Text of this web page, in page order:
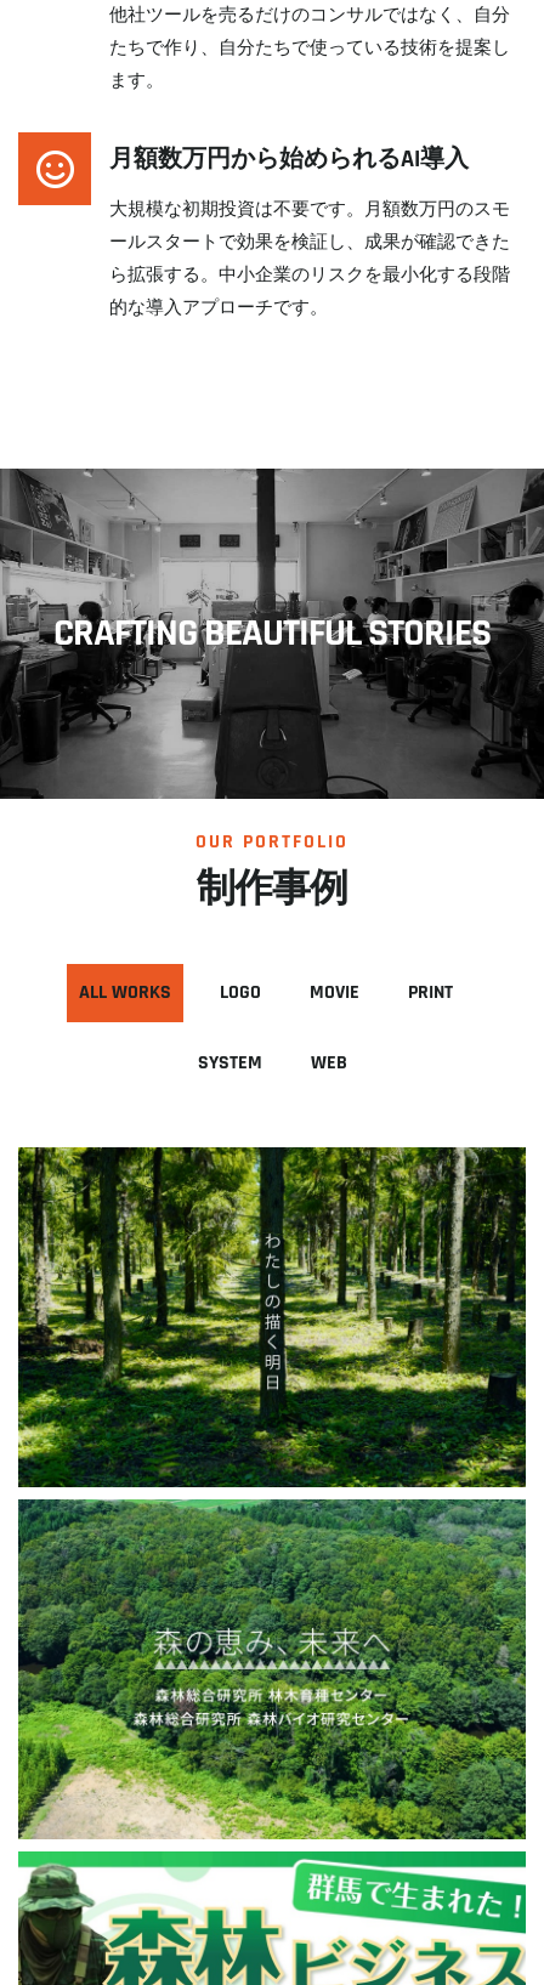
他社ツールを売るだけのコンサルではなく、自分
たちで作り、自分たちで使っている技術を提案し
ます。
月額数万円から始められるAI導入
大規模な初期投資は不要です。月額数万円のスモ
ールスタートで効果を検証し、成果が確認できた
ら拡張する。中小企業のリスクを最小化する段階
的な導入アプローチです。
CRAFTING BEAUTIFUL STORIES
OUR PORTFOLIO
制作事例
ALL WORKS LOGO MOVIE PRINT
SYSTEM WEB